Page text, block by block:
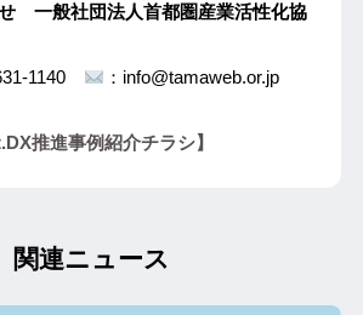
一般社団法人首都圏産業活性化協
1140
：info@tamaweb.or.jp
推進事例紹介チラシ】
関連ニュース